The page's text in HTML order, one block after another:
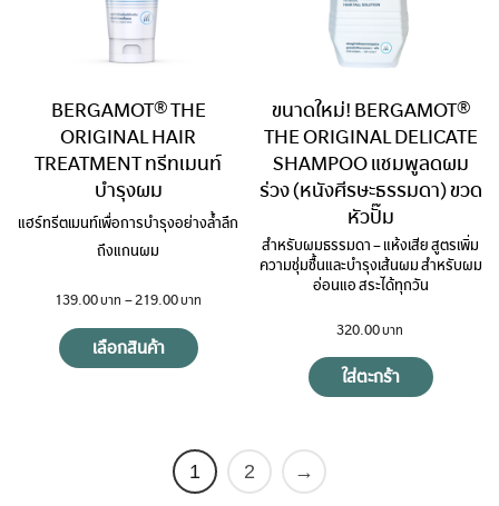
BERGAMOT® THE
ORIGINAL HAIR
TREATMENT ทรีทเมนท์
บำรุงผม
แฮร์ทรีตเมนท์เพื่อการบำรุงอย่างล้ำลึก
ถึงแกนผม
139.00 –219.00
เลือกสินค้า
ขนาดใหม่! BERGAMOT®
THE ORIGINAL DELICATE
SHAMPOO แชมพูลดผม
ร่วง (หนังศีรษะธรรมดา) ขวด
หัวปั๊ม
สำหรับผมธรรมดา – แห้งเสีย สูตรเพิ่ม
ความชุ่มชื้นและบำรุงเส้นผม สำหรับผม
อ่อนแอ สระได้ทุกวัน
320.00
ใส่ตะกร้า
1 2 →